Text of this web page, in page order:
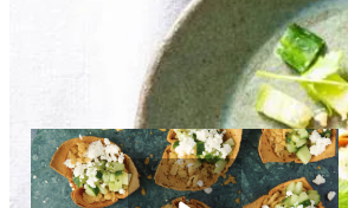
Mexicaanse bonenkruiden
3 elbarbecuesaus
½komkommer
Neem de tacobakjes uit de oven en vul
Wil je dit recept helemaal
Combinatietip Lekker met in ringen